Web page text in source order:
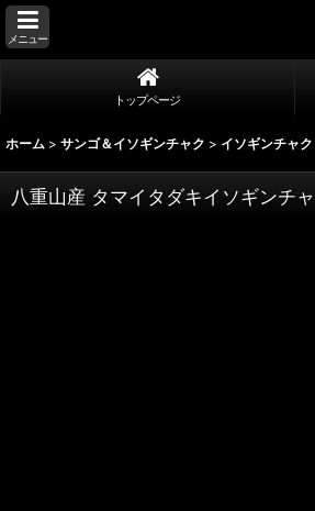
メニュー
トップページ
ホーム > サンゴ＆イソギンチャク > イソギンチャク
八重山産 タマイタダキイソギンチ